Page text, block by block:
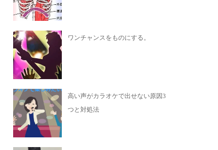
ワンチャンスをものにする。
高い声がカラオケで出せない原因3
つと対処法